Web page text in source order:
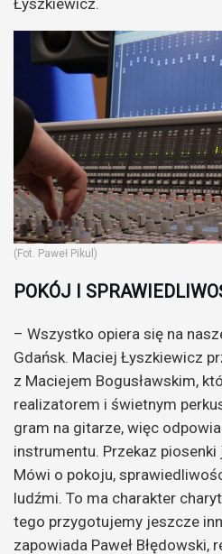
Łyszkiewicz.
(Fot. Paweł Pikul)
POKÓJ I
– Wszystko opiera się na
Gdańsk. Maciej Łyszkiewicz
z Maciejem Bogusławskim,
realizatorem i świetnym
gram na gitarze, więc
instrumentu. Przekaz
Mówi o pokoju,
ludźmi. To ma charakter
tego przygotujemy jeszcze
zapowiada Paweł Błędowski,